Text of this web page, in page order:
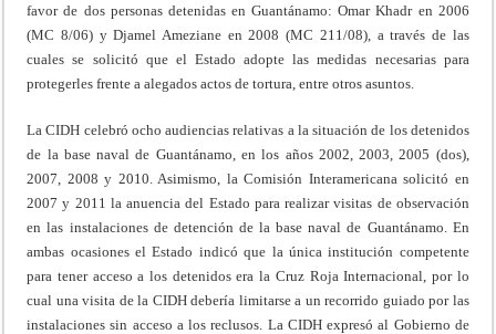
favor de dos personas detenidas en Guantánamo: Omar Khadr en 2006
(MC 8/06) y Djamel Ameziane en 2008 (MC 211/08), a través de las
cuales se solicitó que el Estado adopte las medidas necesarias para
protegerles frente a alegados actos de tortura, entre otros asuntos.
La CIDH celebró ocho audiencias relativas a la situación de los detenidos
de la base naval de Guantánamo, en los años 2002, 2003, 2005 (dos),
2007, 2008 y 2010. Asimismo, la Comisión Interamericana solicitó en
2007 y 2011 la anuencia del Estado para realizar visitas de observación
en las instalaciones de detención de la base naval de Guantánamo. En
ambas ocasiones el Estado indicó que la única institución competente
para tener acceso a los detenidos era la Cruz Roja Internacional, por lo
cual una visita de la CIDH debería limitarse a un recorrido guiado por las
instalaciones sin acceso a los reclusos. La CIDH expresó al Gobierno de